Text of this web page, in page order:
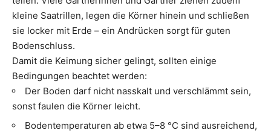
kleine Saatrillen, legen die Körner hinein und schließen
sie locker mit Erde – ein Andrücken sorgt für guten
Bodenschluss.
Damit die Keimung sicher gelingt, sollten einige
Bedingungen beachtet werden:
Der Boden darf nicht nasskalt und verschlämmt sein,
sonst faulen die Körner leicht.
Bodentemperaturen ab etwa 5–8 °C sind ausreichend,